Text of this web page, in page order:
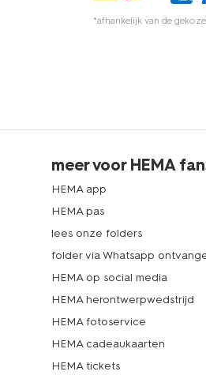
*afhankelijk van de
meer voor HEMA
HEMA app
HEMA pas
lees onze folders
folder via Whatsapp
HEMA op social media
HEMA herontwerpwedstrijd
HEMA fotoservice
HEMA cadeaukaarten
HEMA tickets